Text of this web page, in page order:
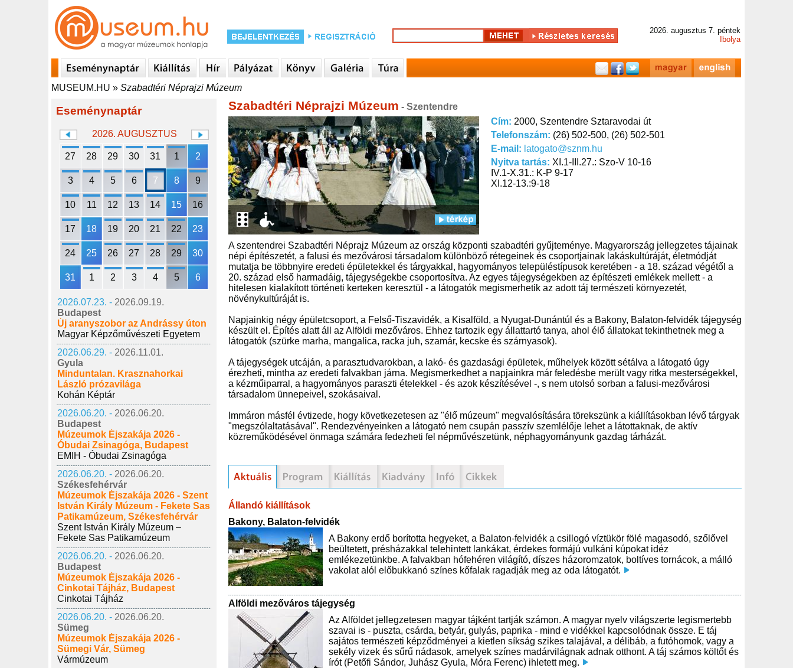
2026. augusztus 7. péntek
Ibolya
MUSEUM.HU » Szabadtéri Néprajzi Múzeum
Eseménynaptár
2026. AUGUSZTUS
27 28 29 30 31 1 2
3 4 5 6 7 8 9
10 11 12 13 14 15 16
17 18 19 20 21 22 23
24 25 26 27 28 29 30
31 1 2 3 4 5 6
2026.07.23. - 2026.09.19.
Budapest
Új aranyszobor az Andrássy úton
Magyar Képzőművészeti Egyetem
2026.06.29. - 2026.11.01.
Gyula
Minduntalan. Krasznahorkai
László prózavilága
Kohán Képtár
2026.06.20. - 2026.06.20.
Budapest
Múzeumok Éjszakája 2026 -
Óbudai Zsinagóga, Budapest
EMIH - Óbudai Zsinagóga
2026.06.20. - 2026.06.20.
Székesfehérvár
Múzeumok Éjszakája 2026 - Szent
István Király Múzeum - Fekete Sas
Patikamúzeum, Székesfehérvár
Szent István Király Múzeum –
Fekete Sas Patikamúzeum
2026.06.20. - 2026.06.20.
Budapest
Múzeumok Éjszakája 2026 -
Cinkotai Tájház, Budapest
Cinkotai Tájház
2026.06.20. - 2026.06.20.
Sümeg
Múzeumok Éjszakája 2026 -
Sümegi Vár, Sümeg
Vármúzeum
Szabadtéri Néprajzi Múzeum - Szentendre
Cím: 2000, Szentendre Sztaravodai út
Telefonszám: (26) 502-500, (26) 502-501
E-mail: latogato@sznm.hu
Nyitva tartás: XI.1-III.27.: Szo-V 10-16
IV.1-X.31.: K-P 9-17
XI.12-13.:9-18
A szentendrei Szabadtéri Néprajz Múzeum az ország központi szabadtéri gyűjteménye. Magyarország jellegzetes tájainak
népi építészetét, a falusi és mezővárosi társadalom különböző rétegeinek és csoportjainak lakáskultúráját, életmódját
mutatja be többnyire eredeti épületekkel és tárgyakkal, hagyományos településtípusok keretében - a 18. század végétől a
20. század első harmadáig, tájegységekbe csoportosítva. Az egyes tájegységekben az építészeti emlékek mellett - a
hitelesen kialakított történeti kerteken keresztül - a látogatók megismerhetik az adott táj természeti környezetét,
növénykultúráját is.
Napjainkig négy épületcsoport, a Felső-Tiszavidék, a Kisalföld, a Nyugat-Dunántúl és a Bakony, Balaton-felvidék tájegység
készült el. Építés alatt áll az Alföldi mezőváros. Ehhez tartozik egy állattartó tanya, ahol élő állatokat tekinthetnek meg a
látogatók (szürke marha, mangalica, racka juh, szamár, kecske és szárnyasok).
A tájegységek utcáján, a parasztudvarokban, a lakó- és gazdasági épületek, műhelyek között sétálva a látogató úgy
érezheti, mintha az eredeti falvakban járna. Megismerkedhet a napjainkra már feledésbe merült vagy ritka mesterségekkel,
a kézműiparral, a hagyományos paraszti ételekkel - és azok készítésével -, s nem utolsó sorban a falusi-mezővárosi
társadalom ünnepeivel, szokásaival.
Immáron másfél évtizede, hogy következetesen az "élő múzeum" megvalósítására törekszünk a kiállításokban lévő tárgyak
"megszólaltatásával". Rendezvényeinken a látogató nem csupán passzív szemlélője lehet a látottaknak, de aktív
közreműködésével önmaga számára fedezheti fel népművészetünk, néphagyományunk gazdag tárházát.
Állandó kiállítások
Bakony, Balaton-felvidék
A Bakony erdő borította hegyeket, a Balaton-felvidék a csillogó víztükör fölé magasodó, szőlővel
beültetett, présházakkal telehintett lankákat, érdekes formájú vulkáni kúpokat idéz
emlékezetünkbe. A falvakban hófehéren világító, díszes házoromzatok, boltíves tornácok, a málló
vakolat alól előbukkanó színes kőfalak ragadják meg az oda látogatót.
Alföldi mezőváros tájegység
Az Alföldet jellegzetesen magyar tájként tartják számon. A magyar nyelv világszerte legismertebb
szavai is - puszta, csárda, betyár, gulyás, paprika - mind e vidékkel kapcsolódnak össze. E táj
sajátos természeti képződményei a kietlen síkság szikes talajával, a délibáb, a futóhomok, vagy a
sekély vizek és sűrű nádasok, amelyek színes madárvilágnak adnak otthont. A táj számos költőt és
írót (Petőfi Sándor, Juhász Gyula, Móra Ferenc) ihletett meg.